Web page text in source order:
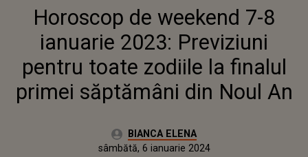
2023: PREVIZIUNI PENTRU TOATE ZODIILE
LA FINALUL PRIMEI SĂPTĂMÂNI DIN
NOUL AN
Horoscop de weekend 7-8
ianuarie 2023: Previziuni
pentru toate zodiile la finalul
primei săptămâni din Noul An
Autor:BIANCA ELENA
vineri, 6 ianuarie 2023Actualizat:
sâmbătă, 6 ianuarie 2024